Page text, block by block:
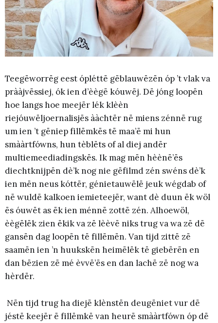
Teegëworrëg eest ópléttë gëblauwëzën óp ’t vlak va
prààjvëssiej, ók ien d’èègë kóuwëj. Dë jóng loopën
hoe langs hoe meejër lék klèèn
riejóuwëljoernalisjës ààchtër në miens zénnë rug
um ien ’t gëniep fillëmkës të maa’ë mi hun
smààrtfówns, hun tèblëts of al diej andër
multiemeediadingskës. Ik mag mën hèènë’ës
diechtknijpën dè’k nog nie gëfilmd zén swéns dè’k
ien mën neus kóttër, génietauwëlë jeuk wégdab of
në wuldë kalkoen iemieteejër, want dè duun ëk wöl
ës óuwët as ëk ien ménnë zottë zén. Alhoewöl,
èègëlëk zien ëkik va zë lèèvë niks trug va wa zë dë
gansën dag loopën të fillëmën. Van tijd zittë zë
saamën ien ’n huukskën heimëlëk të giebërën en
dan bëzien zë mé èvvë’ës en dan lachë zë nog wa
hèrdër.
Nën tijd trug ha diejë klènstën deugëniet vur dë
jéstë keejër ë fillëmkë van heurë smààrtfówn óp dë